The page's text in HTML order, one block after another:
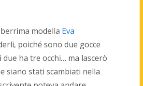
modella Eva
poiché sono due gocce
ha tre occhi… ma lascerò
siano stati scambiati nella